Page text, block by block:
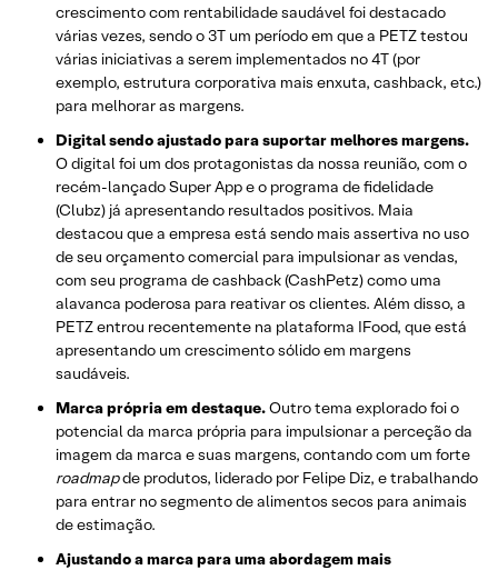
crescimento com rentabilidade saudável foi destacado
várias vezes, sendo o 3T um período em que a PETZ testou
várias iniciativas a serem implementados no 4T (por
exemplo, estrutura corporativa mais enxuta, cashback, etc.)
para melhorar as margens.
Digital sendo ajustado para suportar melhores margens.
O digital foi um dos protagonistas da nossa reunião, com o
recém-lançado Super App e o programa de fidelidade
(Clubz) já apresentando resultados positivos. Maia
destacou que a empresa está sendo mais assertiva no uso
de seu orçamento comercial para impulsionar as vendas,
com seu programa de cashback (CashPetz) como uma
alavanca poderosa para reativar os clientes. Além disso, a
PETZ entrou recentemente na plataforma IFood, que está
apresentando um crescimento sólido em margens
saudáveis.
Marca própria em destaque.Outro tema explorado foi o
potencial da marca própria para impulsionar a perceção da
imagem da marca e suas margens, contando com um forte
roadmapde produtos, liderado por Felipe Diz, e trabalhando
para entrar no segmento de alimentos secos para animais
de estimação.
Ajustando a marca para uma abordagem mais